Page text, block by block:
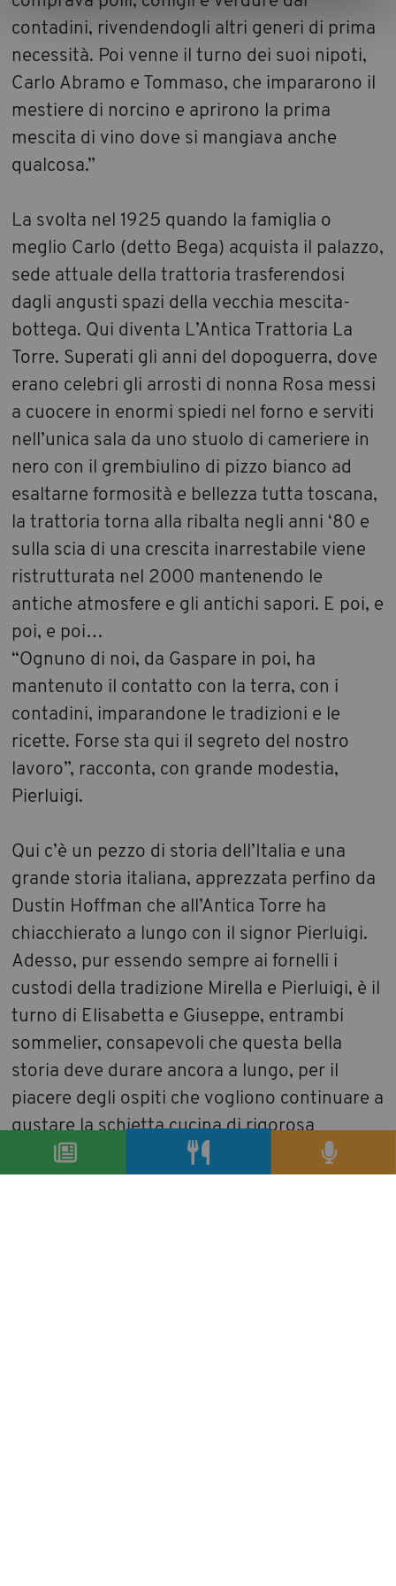
contadini, rivendendogli altri generi di prima
necessità. Poi venne il turno dei suoi nipoti,
Carlo Abramo e Tommaso, che impararono il
mestiere di norcino e aprirono la prima
mescita di vino dove si mangiava anche
qualcosa.”
La svolta nel 1925 quando la famiglia o
meglio Carlo (detto Bega) acquista il palazzo,
sede attuale della trattoria trasferendosi
dagli angusti spazi della vecchia mescita-
bottega. Qui diventa L’Antica Trattoria La
Torre. Superati gli anni del dopoguerra, dove
erano celebri gli arrosti di nonna Rosa messi
a cuocere in enormi spiedi nel forno e serviti
nell’unica sala da uno stuolo di cameriere in
nero con il grembiulino di pizzo bianco ad
esaltarne formosità e bellezza tutta toscana,
la trattoria torna alla ribalta negli anni ‘80 e
sulla scia di una crescita inarrestabile viene
ristrutturata nel 2000 mantenendo le
antiche atmosfere e gli antichi sapori. E poi, e
poi, e poi…
“Ognuno di noi, da Gaspare in poi, ha
mantenuto il contatto con la terra, con i
contadini, imparandone le tradizioni e le
ricette. Forse sta qui il segreto del nostro
lavoro”, racconta, con grande modestia,
Pierluigi.
Qui c’è un pezzo di storia dell’Italia e una
grande storia italiana, apprezzata perfino da
Dustin Hoffman che all’Antica Torre ha
chiacchierato a lungo con il signor Pierluigi.
Adesso, pur essendo sempre ai fornelli i
custodi della tradizione Mirella e Pierluigi, è il
turno di Elisabetta e Giuseppe, entrambi
sommelier, consapevoli che questa bella
storia deve durare ancora a lungo, per il
piacere degli ospiti che vogliono continuare a
gustare la schietta cucina di rigorosa
osservanza chiantigiana.